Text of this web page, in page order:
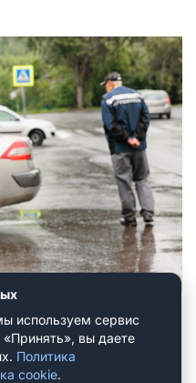
ДНД охраняют
и почему
используем сервис
вы даете
Политика
cookie.